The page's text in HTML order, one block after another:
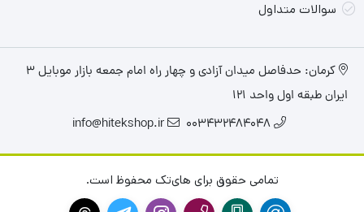
سوالات متداول
کرمان: حدفاصل میدان آزادی و چهار راه امام جمعه بازار موبایل ۳
ایران طبقه اول واحد ۱۲۱
003432484048
info@hitekshop.ir
تمامی حقوق برای های‌تک محفوظ است.